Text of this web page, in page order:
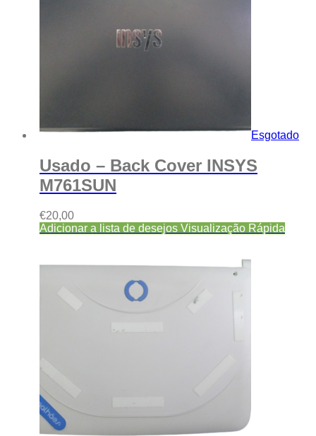
Esgotado
Usado – Back Cover INSYS
M761SUN
€20,00
Adicionar a lista de desejos Visualização Rápida